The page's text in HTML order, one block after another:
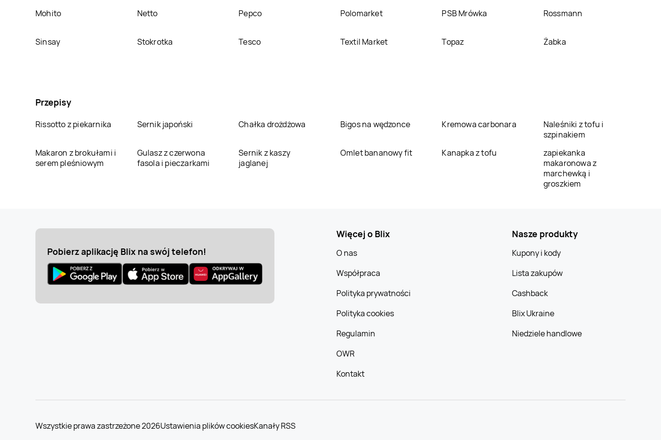
Mohito Netto Pepco Polomarket PSB Mrówka Rossmann
Sinsay Stokrotka Tesco Textil Market Topaz Żabka
Przepisy
Rissotto z piekarnika Sernik japoński Chałka drożdżowa Bigos na wędzonce Kremowa carbonara
Naleśniki z tofu i
szpinakiem
Makaron z brokułami i
serem pleśniowym
Gulasz z czerwona
fasola i pieczarkami
Sernik z kaszy
jaglanej
Omlet bananowy fit Kanapka z tofu
zapiekanka
makaronowa z
marchewką i
groszkiem
Pobierz aplikację Blix na swój telefon!
Więcej o Blix
O nas
Współpraca
Polityka prywatności
Polityka cookies
Regulamin
OWR
Kontakt
Nasze produkty
Kupony i kody
Lista zakupów
Cashback
Blix Ukraine
Niedziele handlowe
Wszystkie prawa zastrzeżone 2026Ustawienia plików cookiesKanały RSS